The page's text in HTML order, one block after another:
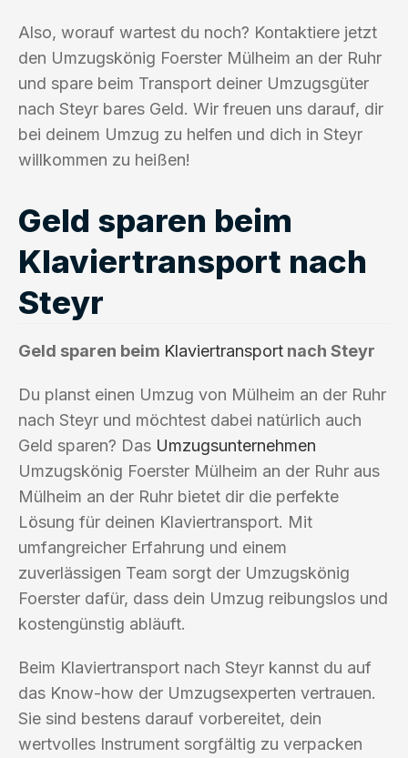
Also, worauf wartest du noch? Kontaktiere jetzt
den Umzugskönig Foerster Mülheim an der Ruhr
und spare beim Transport deiner Umzugsgüter
nach Steyr bares Geld. Wir freuen uns darauf, dir
bei deinem Umzug zu helfen und dich in Steyr
willkommen zu heißen!
Geld sparen beim
Klaviertransport nach
Steyr
Geld sparen beim Klaviertransport nach Steyr
Du planst einen Umzug von Mülheim an der Ruhr
nach Steyr und möchtest dabei natürlich auch
Geld sparen? Das Umzugsunternehmen
Umzugskönig Foerster Mülheim an der Ruhr aus
Mülheim an der Ruhr bietet dir die perfekte
Lösung für deinen Klaviertransport. Mit
umfangreicher Erfahrung und einem
zuverlässigen Team sorgt der Umzugskönig
Foerster dafür, dass dein Umzug reibungslos und
kostengünstig abläuft.
Beim Klaviertransport nach Steyr kannst du auf
das Know-how der Umzugsexperten vertrauen.
Sie sind bestens darauf vorbereitet, dein
wertvolles Instrument sorgfältig zu verpacken